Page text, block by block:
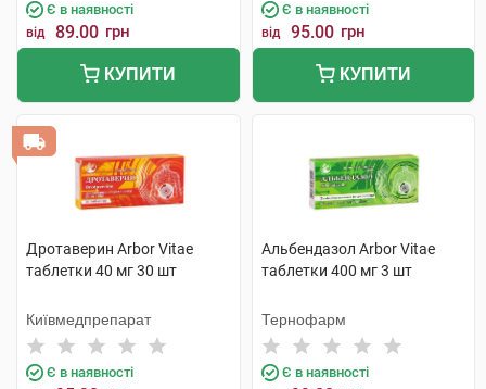
Є в наявності
від 89.00 грн
КУПИТИ
Є в наявності
від 95.00 грн
КУПИТИ
Дротаверин Arbor Vitae
таблетки 40 мг 30 шт
Київмедпрепарат
Є в наявності
Альбендазол Arbor Vitae
таблетки 400 мг 3 шт
Тернофарм
Є в наявності